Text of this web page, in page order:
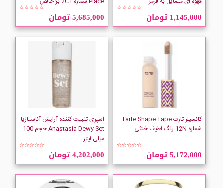
☆☆☆☆☆
1,145,000 تومان
☆☆☆☆☆
5,685,000 تومان
کانسیلر تارت Tarte Shape Tape
شماره 12N رنگ لطیف خنثی
☆☆☆☆☆
5,172,000 تومان
اسپری تثبیت کننده آرایش آناستازیا
Anastasia Dewy Set حجم 100
میلی لیتر
☆☆☆☆☆
4,202,000 تومان